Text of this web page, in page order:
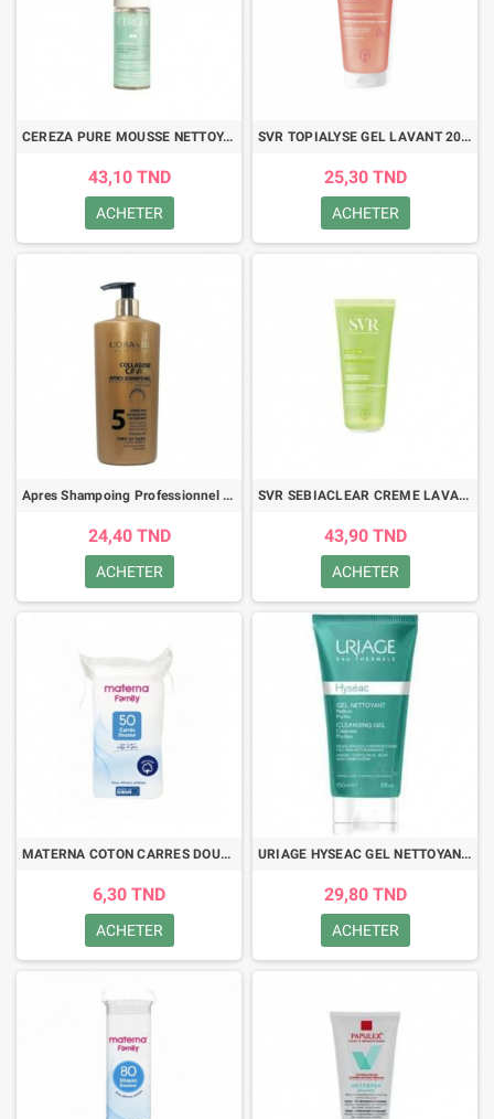
CEREZA PURE MOUSSE NETTOYANTE PURIFIANTE+BROSSE 150ML
43,10 TND
ACHETER
SVR TOPIALYSE GEL LAVANT 200ML
25,30 TND
ACHETER
Apres Shampoing Professionnel - L'Oramel - Conditioner - 500ML
24,40 TND
ACHETER
SVR SEBIACLEAR CREME LAVANTE 200ML
43,90 TND
ACHETER
MATERNA COTON CARRES DOUCEUR 50 PIECES
6,30 TND
ACHETER
URIAGE HYSEAC GEL NETTOYANT 150ML
29,80 TND
ACHETER